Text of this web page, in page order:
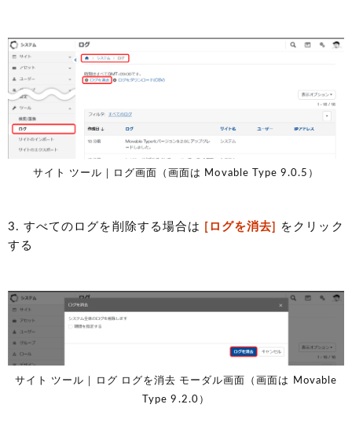
サイト ツール｜ログ画面（画面は Movable Type 9.0.5）
3. すべてのログを削除する場合は [ログを消去]
をクリック
する
サイト ツール｜ログ ログを消去 モーダル画面（画面は Movable
Type 9.2.0）